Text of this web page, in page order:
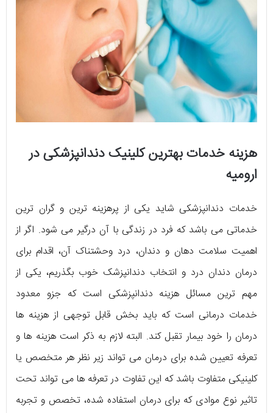
هزینه خدمات بهترین کلینیک دندانپزشکی در
ارومیه
خدمات دندانپزشکی شاید یکی از پرهزینه ترین و گران ترین
خدماتی می باشد که فرد در زندگی با آن درگیر می شود. اگر از
اهمیت سلامت دهان و دندان، درد وحشتناک آن، اقدام برای
درمان دندان درد و انتخاب دندانپزشک خوب بگذریم، یکی از
مهم ترین مسائل هزینه دندانپزشکی است که جزو معدود
خدمات درمانی است که باید بخش قابل توجهی از هزینه ها
درمان را خود بیمار تقبل کند. البته لازم به ذکر است هزینه ها و
تعرفه تعیین شده برای درمان می تواند زیر نظر هر متخصص یا
کلینیکی متفاوت باشد که این تفاوت در تعرفه ها می تواند تحت
تاثیر نوع موادی که برای درمان استفاده شده، تخصص و تجربه